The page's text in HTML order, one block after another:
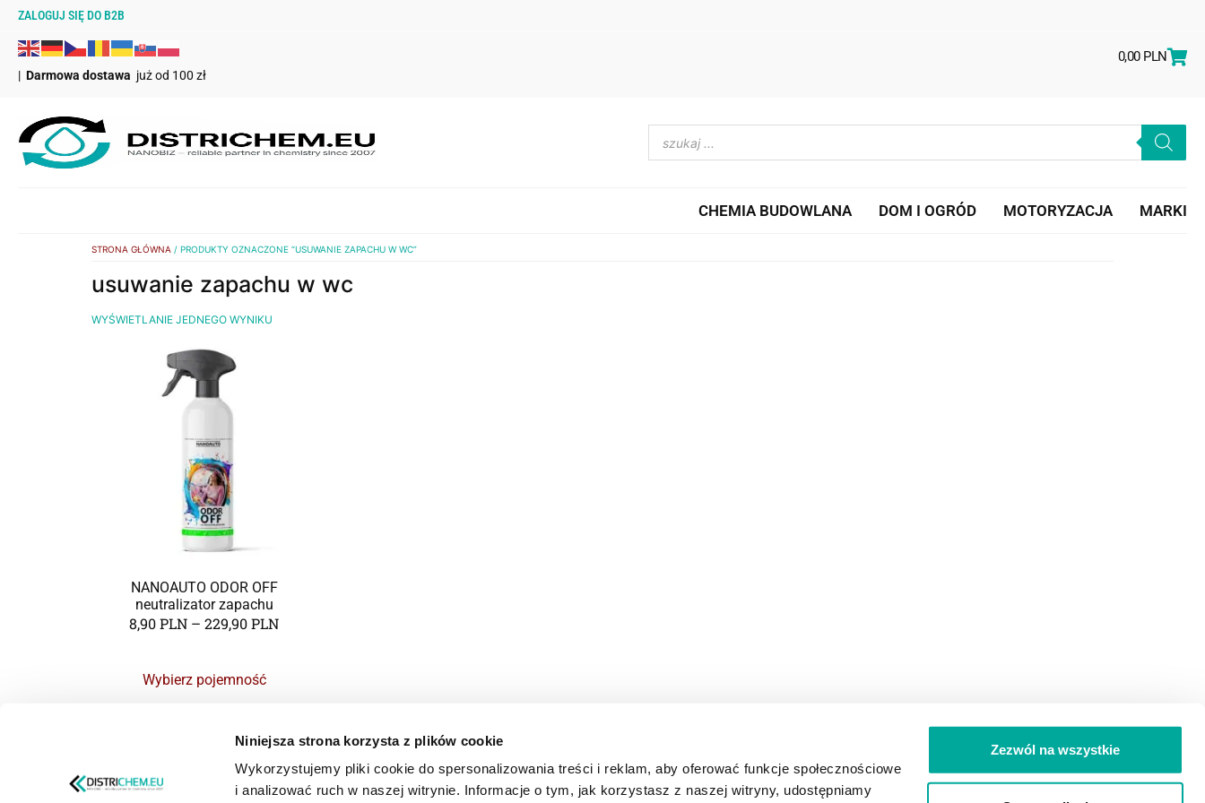
Niniejsza strona korzysta z plików cookie
Wykorzystujemy pliki cookie do spersonalizowania treści i reklam, aby oferować funkcje społecznościowe
i analizować ruch w naszej witrynie. Informacje o tym, jak korzystasz z naszej witryny, udostępniamy
Zezwól na wszystkie
ZALOGUJ SIĘ DO B2B
| Darmowa dostawa już od 100 zł
0,00 PLN
CHEMIA BUDOWLANA DOM I OGRÓD MOTORYZACJA MARKI
STRONA GŁÓWNA / PRODUKTY OZNACZONE “USUWANIE ZAPACHU W WC”
usuwanie zapachu w wc
WYŚWIETLANIE JEDNEGO WYNIKU
NANOAUTO ODOR OFF
neutralizator zapachu
8,90PLN –229,90PLN
Wybierz pojemność